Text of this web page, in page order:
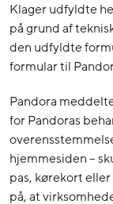
Klager udfyldte
på grund af
den udfyldte
formular til
Pandora
for Pandoras
hjemmesiden –
pas, kørekort
på, at